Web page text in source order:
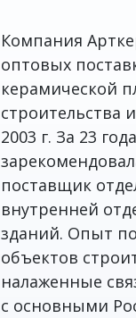
Компания
оптовых
керамической
строительства
2003 г. За 23
поставщик
внутренней
зданий. Опыт
объектов
налаженные
с основными